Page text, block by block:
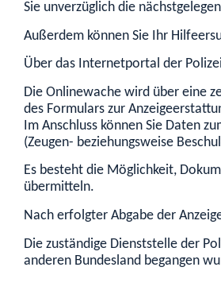
Sie unverzüglich die
Außerdem können Sie Ihr
Über das Internetportal der
Die Onlinewache wird über eine
des Formulars zur
Im Anschluss können Sie Daten
(Zeugen- beziehungsweise
Es besteht die Möglichkeit,
übermitteln.
Nach erfolgter Abgabe der
Die zuständige Dienststelle der
anderen Bundesland begangen